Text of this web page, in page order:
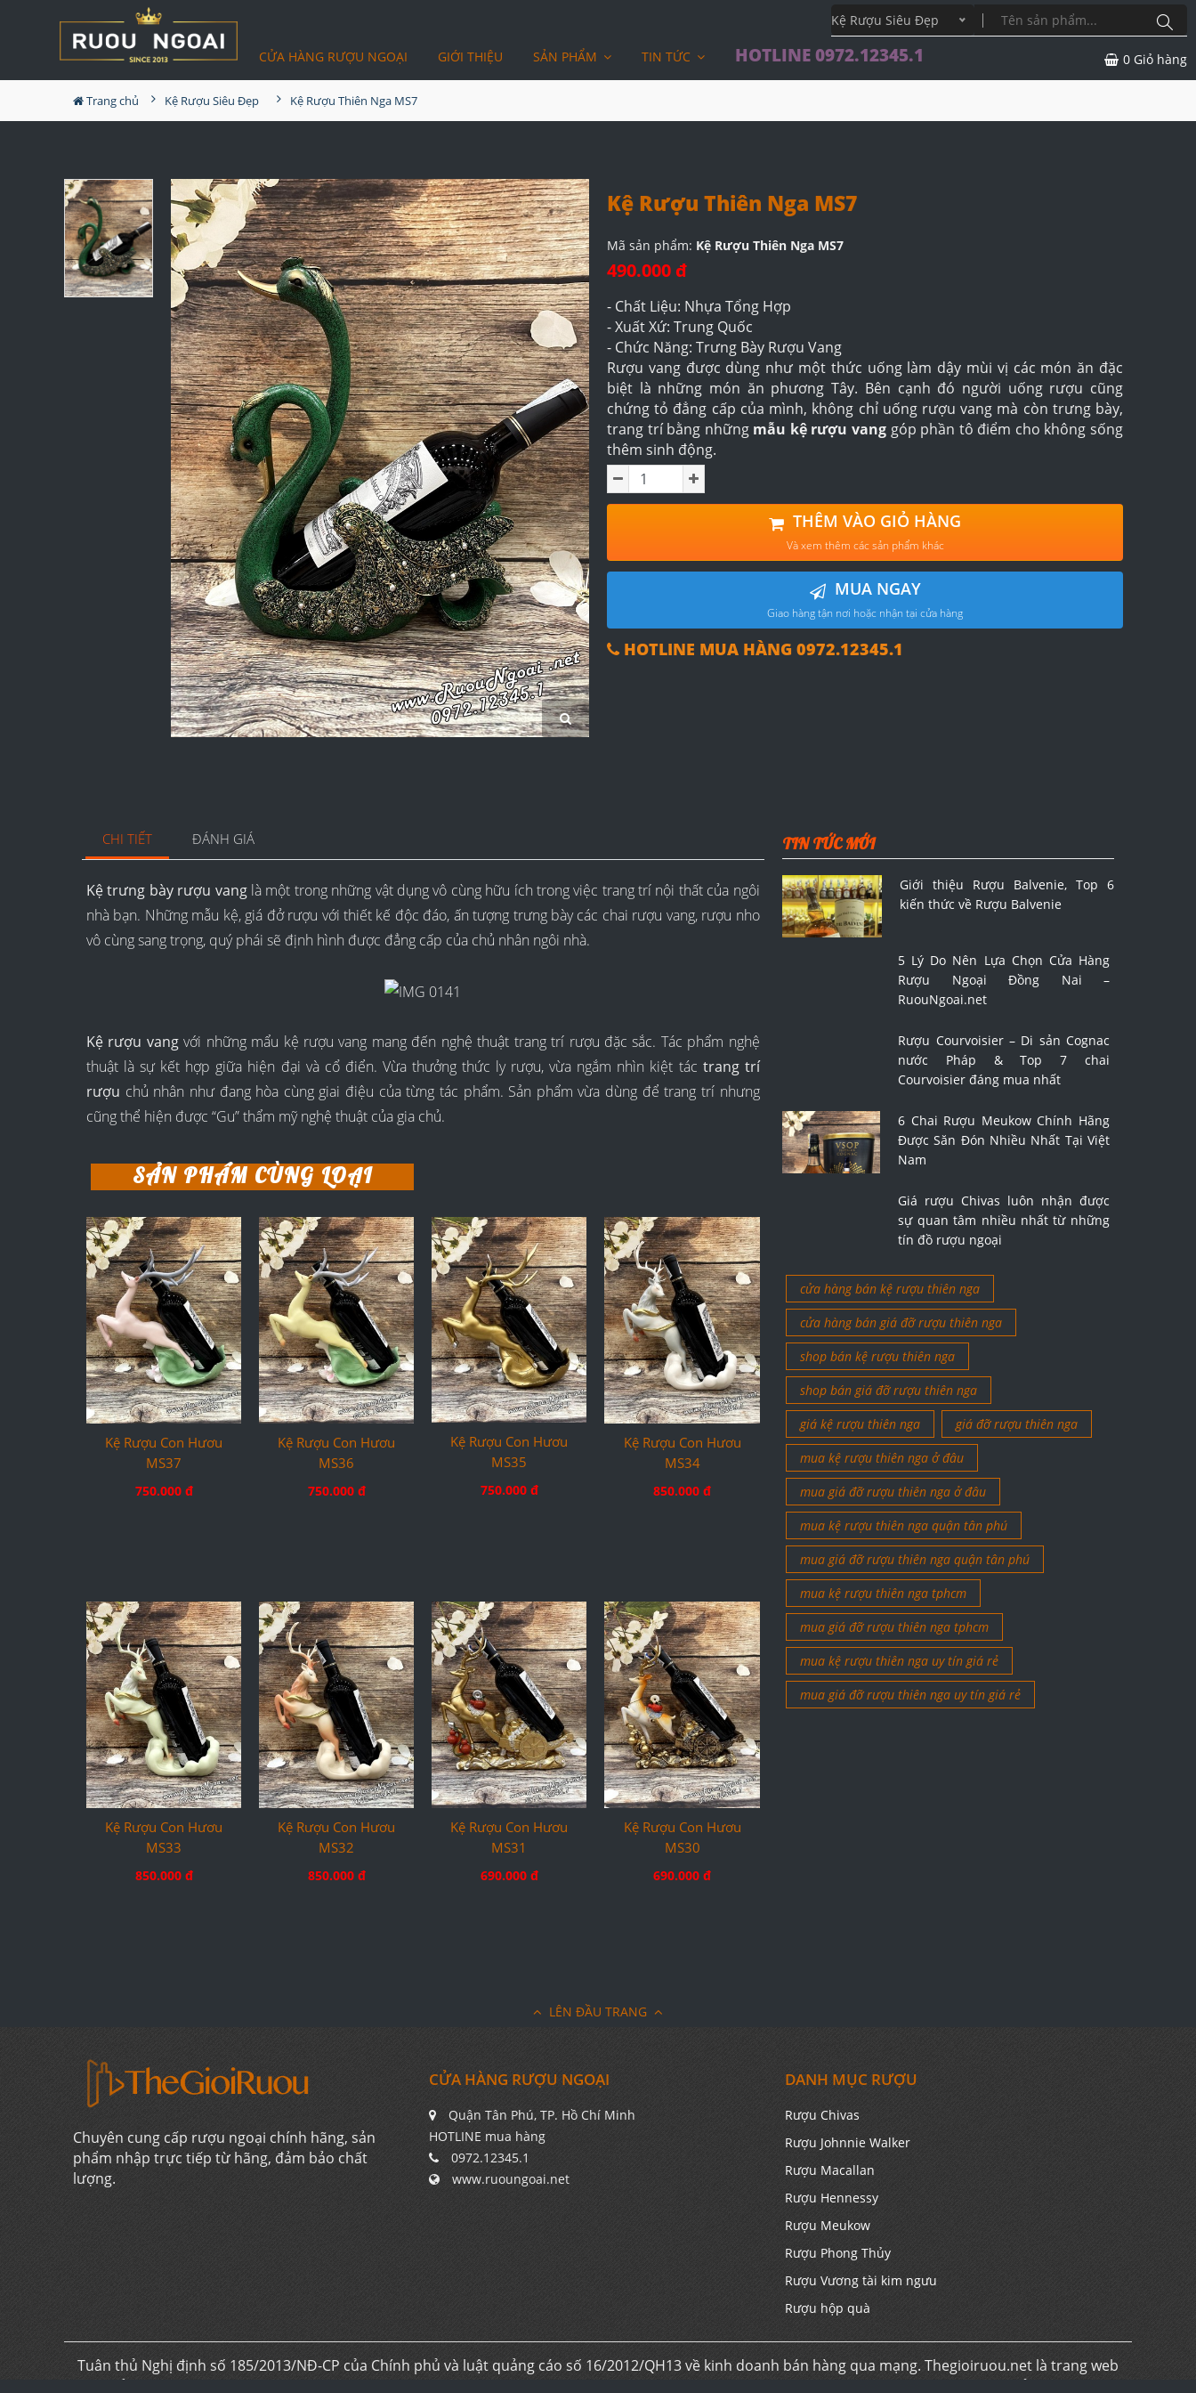
Kệ Rượu Siêu Đẹp
CỬA HÀNG RƯỢU NGOẠI GIỚI THIỆU SẢN PHẨM TIN TỨC HOTLINE 0972.12345.1 0 Giỏ hàng
Trang chủ Kệ Rượu Siêu Đẹp Kệ Rượu Thiên Nga MS7
Kệ Rượu Thiên Nga MS7
Mã sản phẩm: Kệ Rượu Thiên Nga MS7
490.000 đ
- Chất Liệu: Nhựa Tổng Hợp
- Xuất Xứ: Trung Quốc
- Chức Năng: Trưng Bày Rượu Vang
Rượu vang được dùng như một thức uống làm dậy mùi vị các món ăn đặc
biệt là những món ăn phương Tây. Bên cạnh đó người uống rượu cũng
chứng tỏ đẳng cấp của mình, không chỉ uống rượu vang mà còn trưng bày,
trang trí bằng những mẫu kệ rượu vang góp phần tô điểm cho không sống
thêm sinh động.
THÊM VÀO GIỎ HÀNG
Và xem thêm các sản phẩm khác
MUA NGAY
Giao hàng tận nơi hoặc nhận tại cửa hàng
HOTLINE MUA HÀNG 0972.12345.1
CHI TIẾT ĐÁNH GIÁ
Kệ trưng bày rượu vanglà một trong những vật dụng vô cùng hữu ích trong việc trang trí nội thất của ngôi
nhà bạn. Những mẫu kệ, giá đở rượu với thiết kế độc đáo, ấn tượng trưng bày các chai rượu vang, rượu nho
vô cùng sang trọng, quý phái sẽ định hình được đẳng cấp của chủ nhân ngôi nhà.
Kệ rượu vangvới những mẩu kệ rượu vang mang đến nghệ thuật trang trí rượu đặc sắc. Tác phẩm nghệ
thuật là sự kết hợp giữa hiện đại và cổ điển. Vừa thưởng thức ly rượu, vừa ngắm nhìn kiệt tác trang trí
rượu chủ nhân như đang hòa cùng giai điệu của từng tác phẩm. Sản phẩm vừa dùng để trang trí nhưng
cũng thể hiện được “Gu” thẩm mỹ nghệ thuật của gia chủ.
SẢN PHẨM CÙNG LOẠI
Kệ Rượu Con Hươu
MS37
750.000 đ
Kệ Rượu Con Hươu
MS36
750.000 đ
Kệ Rượu Con Hươu
MS35
750.000 đ
Kệ Rượu Con Hươu
MS34
850.000 đ
Kệ Rượu Con Hươu
MS33
850.000 đ
Kệ Rượu Con Hươu
MS32
850.000 đ
Kệ Rượu Con Hươu
MS31
690.000 đ
Kệ Rượu Con Hươu
MS30
690.000 đ
TIN TỨC MỚI
Giới thiệu Rượu Balvenie, Top 6
kiến thức về Rượu Balvenie
5 Lý Do Nên Lựa Chọn Cửa Hàng
Rượu Ngoại Đồng Nai –
RuouNgoai.net
Rượu Courvoisier – Di sản Cognac
nước Pháp & Top 7 chai
Courvoisier đáng mua nhất
6 Chai Rượu Meukow Chính Hãng
Được Săn Đón Nhiều Nhất Tại Việt
Nam
Giá rượu Chivas luôn nhận được
sự quan tâm nhiều nhất từ những
tín đồ rượu ngoại
cửa hàng bán kệ rượu thiên nga
cửa hàng bán giá đỡ rượu thiên nga
shop bán kệ rượu thiên nga
shop bán giá đỡ rượu thiên nga
giá kệ rượu thiên nga
giá đỡ rượu thiên nga
mua kệ rượu thiên nga ở đâu
mua giá đỡ rượu thiên nga ở đâu
mua kệ rượu thiên nga quận tân phú
mua giá đỡ rượu thiên nga quận tân phú
mua kệ rượu thiên nga tphcm
mua giá đỡ rượu thiên nga tphcm
mua kệ rượu thiên nga uy tín giá rẻ
mua giá đỡ rượu thiên nga uy tín giá rẻ
LÊN ĐẦU TRANG
Chuyên cung cấp rượu ngoại chính hãng, sản
phẩm nhập trực tiếp từ hãng, đảm bảo chất
lượng.
CỬA HÀNG RƯỢU NGOẠI
Quận Tân Phú, TP. Hồ Chí Minh
HOTLINE mua hàng
0972.12345.1
www.ruoungoai.net
DANH MỤC RƯỢU
Rượu Chivas
Rượu Johnnie Walker
Rượu Macallan
Rượu Hennessy
Rượu Meukow
Rượu Phong Thủy
Rượu Vương tài kim ngưu
Rượu hộp quà
Tuân thủ Nghị định số 185/2013/NĐ-CP của Chính phủ và luật quảng cáo số 16/2012/QH13 về kinh doanh bán hàng qua mạng. Thegioiruou.net là trang web
chia sẻ kiến thức về rượu ngoại hoạt động phi lơi nhuận. Chúng tôi không kinh doanh trực tiếp trên internet. Vui lòng đến trực tiếp đến các cửa hàng và hệ